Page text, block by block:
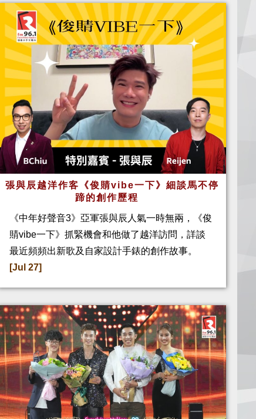
張與辰越洋作客《俊䝼vibe一下》細談馬不停
蹄的創作歷程
《中年好聲音3》亞軍張與辰人氣一時無兩，《俊
䝼vibe一下》抓緊機會和他做了越洋訪問，詳談
最近頻頻出新歌及自家設計手錶的創作故事。
[Jul 27]